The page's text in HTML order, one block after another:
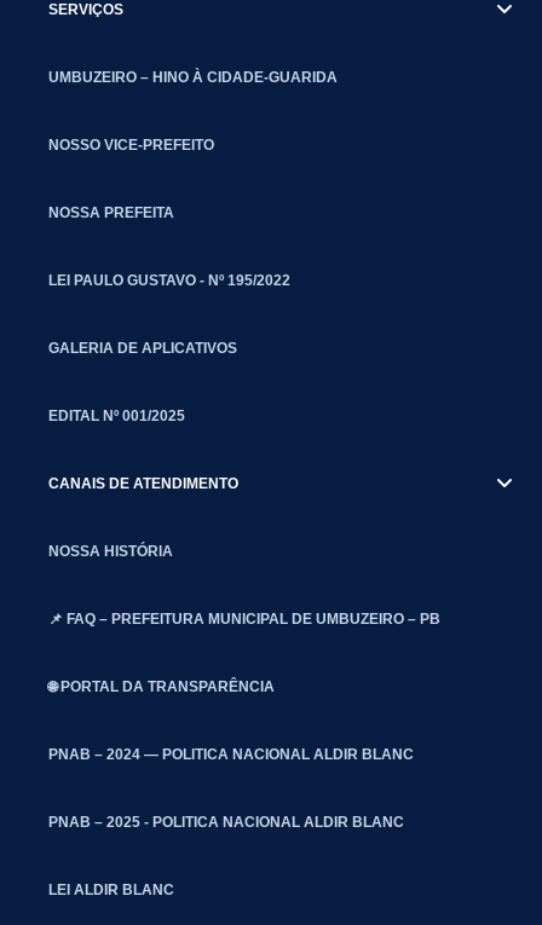
SERVIÇOS
UMBUZEIRO – HINO À CIDADE-GUARIDA
NOSSO VICE-PREFEITO
NOSSA PREFEITA
LEI PAULO GUSTAVO - Nº 195/2022
GALERIA DE APLICATIVOS
EDITAL Nº 001/2025
CANAIS DE ATENDIMENTO
NOSSA HISTÓRIA
📌 FAQ – PREFEITURA MUNICIPAL DE UMBUZEIRO – PB
🌐 PORTAL DA TRANSPARÊNCIA
PNAB – 2024 — POLITICA NACIONAL ALDIR BLANC
PNAB – 2025 - POLITICA NACIONAL ALDIR BLANC
LEI ALDIR BLANC